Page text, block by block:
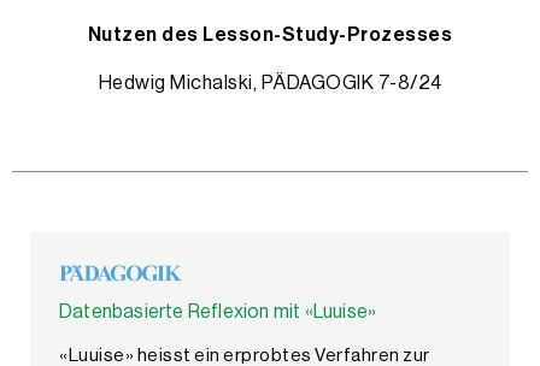
Nutzen des Lesson-Study-Prozesses
Hedwig Michalski, PÄDAGOGIK 7-8/24
Datenbasierte Reflexion mit «Luuise»
«Luuise» heisst ein erprobtes Verfahren zur